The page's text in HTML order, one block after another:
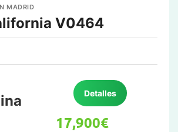
MADRID
V0464
Detalles
17,900€